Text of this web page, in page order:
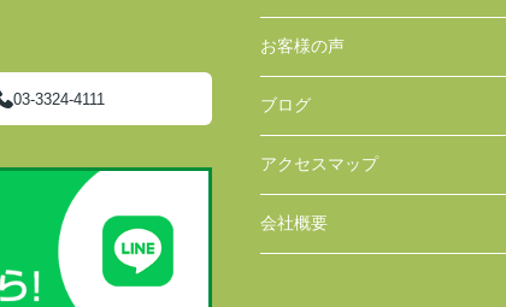
03-3324-4111
お客様の声
ブログ
アクセスマップ
会社概要